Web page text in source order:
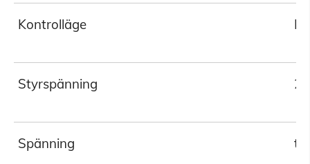
Kontrolläge
Styrspänning
Spänning